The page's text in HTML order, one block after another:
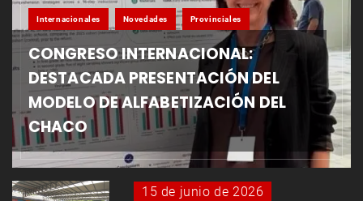
Internacionales Novedades Provinciales
CONGRESO INTERNACIONAL:
DESTACADA PRESENTACIÓN DEL
MODELO DE ALFABETIZACIÓN DEL
CHACO
15 de junio de 2026